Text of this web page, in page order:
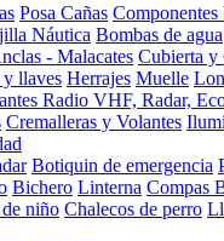
Posa Cañas Componentes
Náutica Bombas de agua
- Malacates Cubierta y
llaves Herrajes Muelle
Radio VHF, Radar,
Cremalleras y Volantes
Botiquin de emergencia
Bichero Linterna Compas
niño Chalecos de perro